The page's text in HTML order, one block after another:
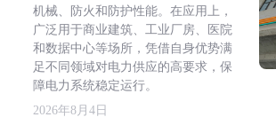
机械、防火和防护性能。在应用上，
广泛用于商业建筑、工业厂房、医院
和数据中心等场所，凭借自身优势满
足不同领域对电力供应的高要求，保
障电力系统稳定运行。
2026年8月4日